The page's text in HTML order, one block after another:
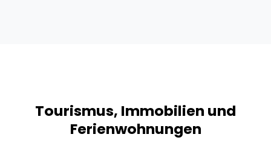
Tourismus, Immobilien und
Ferienwohnungen